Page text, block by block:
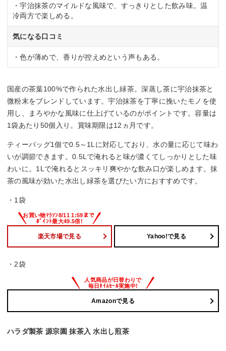
・宇治抹茶のマイルドな風味で、すっきりとした飲み味。温
冷両方で楽しめる。
気になる口コミ
・色が薄めで、香りが控えめという声もある。
国産の茶葉100%で作られた水出し緑茶。深蒸し茶に宇治抹茶と
微粉末をブレンドしています。宇治抹茶を丁寧に挽いたモノを使
用し、まろやかな風味に仕上げているのがポイントです。容量は
1袋あたり50個入り。賞味期限は12ヵ月です。
ティーバッグ1個で0.5～1Lに対応しており、水の量に応じて味わ
いが調節できます。0.5Lで淹れると味が濃くてしっかりとした味
わいに。1Lで淹れるとスッキリ爽やかな飲み口が楽しめます。抹
茶の風味が効いた水出し緑茶を選びたい方におすすめです。
・1袋
楽天市場で見る Yahoo!で見る
・2袋
Amazonで見る
ハラダ製茶 源宗園 抹茶入 水出し煎茶